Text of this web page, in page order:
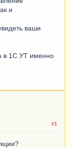
и
ваши
в 1С УТ именно
#1